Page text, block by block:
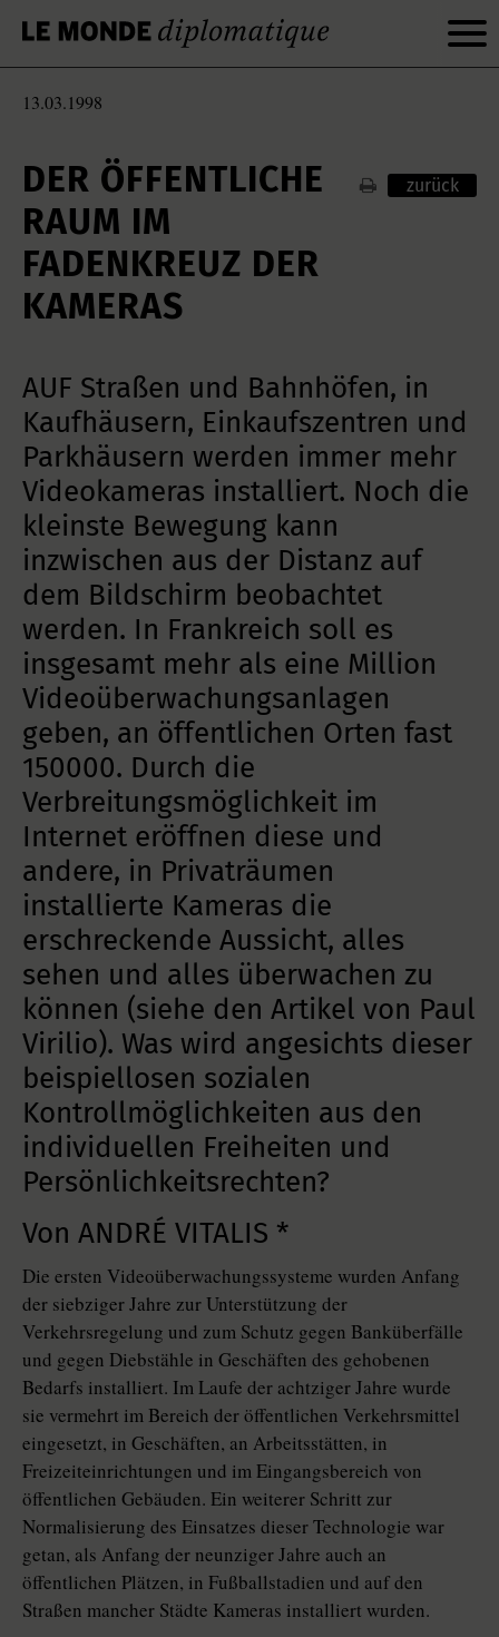
13.03.1998
DER ÖFFENTLICHE
RAUM IM
FADENKREUZ DER
KAMERAS
zurück
AUF Straßen und Bahnhöfen, in
Kaufhäusern, Einkaufszentren und
Parkhäusern werden immer mehr
Videokameras installiert. Noch die
kleinste Bewegung kann
inzwischen aus der Distanz auf
dem Bildschirm beobachtet
werden. In Frankreich soll es
insgesamt mehr als eine Million
Videoüberwachungsanlagen
geben, an öffentlichen Orten fast
150000. Durch die
Verbreitungsmöglichkeit im
Internet eröffnen diese und
andere, in Privaträumen
installierte Kameras die
erschreckende Aussicht, alles
sehen und alles überwachen zu
können (siehe den Artikel von Paul
Virilio). Was wird angesichts dieser
beispiellosen sozialen
Kontrollmöglichkeiten aus den
individuellen Freiheiten und
Persönlichkeitsrechten?
Von ANDRÉ VITALIS *
Die ersten Videoüberwachungssysteme wurden Anfang
der siebziger Jahre zur Unterstützung der
Verkehrsregelung und zum Schutz gegen Banküberfälle
und gegen Diebstähle in Geschäften des gehobenen
Bedarfs installiert. Im Laufe der achtziger Jahre wurde
sie vermehrt im Bereich der öffentlichen Verkehrsmittel
eingesetzt, in Geschäften, an Arbeitsstätten, in
Freizeiteinrichtungen und im Eingangsbereich von
öffentlichen Gebäuden. Ein weiterer Schritt zur
Normalisierung des Einsatzes dieser Technologie war
getan, als Anfang der neunziger Jahre auch an
öffentlichen Plätzen, in Fußballstadien und auf den
Straßen mancher Städte Kameras installiert wurden.